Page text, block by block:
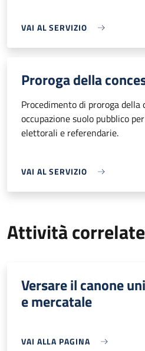
VAI AL SERVIZIO
Proroga della
Procedimento di proroga della
occupazione suolo pubblico
elettorali e referendarie.
VAI AL SERVIZIO
Attività correlate
Versare il canone
e mercatale
VAI ALLA PAGINA